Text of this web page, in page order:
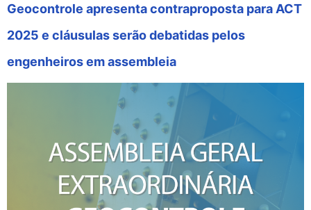
Geocontrole apresenta contraproposta para ACT
2025 e cláusulas serão debatidas pelos
engenheiros em assembleia